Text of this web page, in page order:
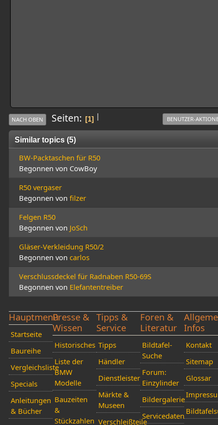
|
NACH OBEN Seiten 1 BENUTZER-
Similar topics (5)
BW-Packtaschen für R50
Begonnen von CowBoy
R50 vergaser
Begonnen von filzer
Felgen R50
Begonnen von JoSch
Gläser-Verkleidung R50/2
Begonnen von carlos
Verschlussdeckel für Radnaben R50-69S
Begonnen von Elefantentreiber
Hauptmenü
Startseite
Baureihe
Vergleichsliste
Specials
Anleitungen
& Bücher
Presse &
Wissen
Historisches
Liste der
BMW
Modelle
Bauzeiten
&
Stückzahlen
Tipps &
Service
Tipps
Händler
Dienstleister
Märkte &
Museen
Verschleißteile
Foren &
Literatur
Bildtafel-
Suche
Forum:
Einzylinder
Bildergalerie
Servicedaten
Infos
Kontakt
Sitemap
Glossar